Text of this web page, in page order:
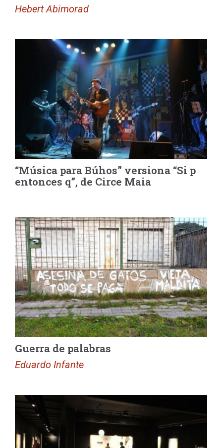
Hebert Abimorad
“Música para Búhos” versiona “Si p
entonces q”, de Circe Maia
Guerra de palabras
Eduardo Infante